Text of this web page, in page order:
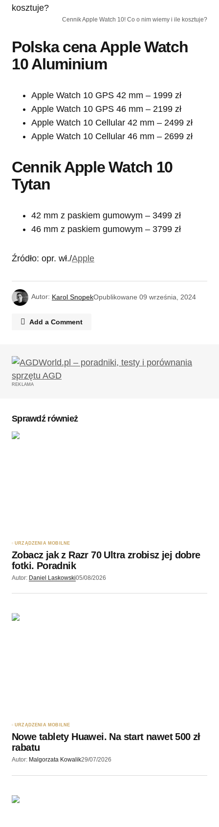
Cennik Apple Watch 10! Co o nim wiemy i ile kosztuje?
Polska cena Apple Watch
10 Aluminium
Apple Watch 10 GPS 42 mm – 1999 zł
Apple Watch 10 GPS 46 mm – 2199 zł
Apple Watch 10 Cellular 42 mm – 2499 zł
Apple Watch 10 Cellular 46 mm – 2699 zł
Cennik Apple Watch 10
Tytan
42 mm z paskiem gumowym – 3499 zł
46 mm z paskiem gumowym – 3799 zł
Źródło: opr. wł./Apple
Autor: Karol SnopekOpublikowane 09 września, 2024
Add a Comment
Twój adres email nie zostanie opublikowany.
Wymagane pola są oznaczone
Wyślij komentarz
REKLAMA
Sprawdź również
URZĄDZENIA MOBILNE
Zobacz jak z Razr 70 Ultra zrobisz jej dobre
fotki. Poradnik
Autor: Daniel Laskowski05/08/2026
URZĄDZENIA MOBILNE
Nowe tablety Huawei. Na start nawet 500 zł
rabatu
Autor: Malgorzata Kowalik29/07/2026